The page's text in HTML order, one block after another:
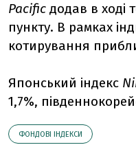
Pacific додав в ході
пункту. В рамках
котирування
Японський індекс
1,7%,
ФОНДОВІ ІНДЕКСИ